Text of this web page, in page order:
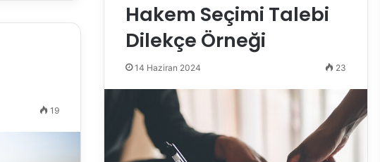
Hakem Seçimi Talebi
Dilekçe Örneği
14 Haziran 2024 23
19